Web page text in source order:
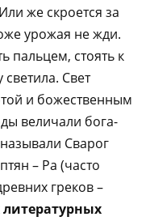
же скроется за
урожая не жди.
пальцем, стоять к
Свет
и божественным
величали бога-
Сварог
– Ра (часто
греков –